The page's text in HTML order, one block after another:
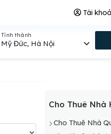
Tài
Cho Thuê Nhà
Cho Thuê Nhà
Tỉnh thành
Mỹ Đức, Hà Nội